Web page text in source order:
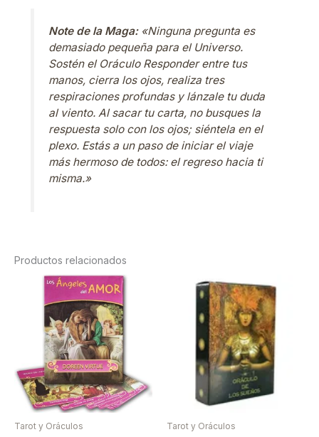
Note de la Maga: «Ninguna pregunta es
demasiado pequeña para el Universo.
Sostén el Oráculo Responder entre tus
manos, cierra los ojos, realiza tres
respiraciones profundas y lánzale tu duda
al viento. Al sacar tu carta, no busques la
respuesta solo con los ojos; siéntela en el
plexo. Estás a un paso de iniciar el viaje
más hermoso de todos: el regreso hacia ti
misma.»
Productos relacionados
Tarot y Oráculos Tarot y Oráculos